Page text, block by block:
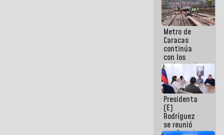
Pueblo
Metro de
Caracas
continúa
con los
trabajos de
mantenimiento
e inspección
en la Línea 2
Presidenta
(E)
Rodríguez
se reunió